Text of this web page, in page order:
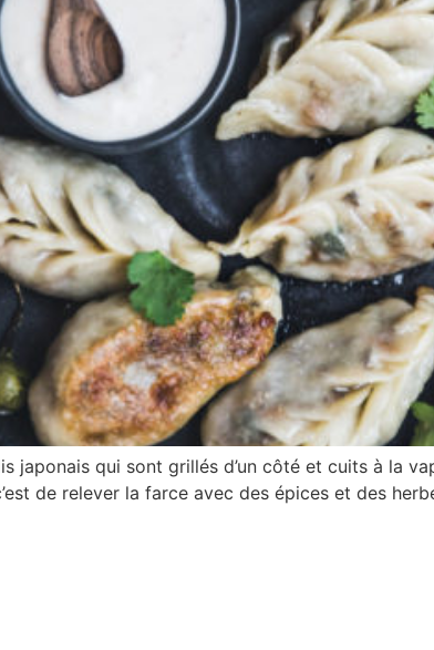
japonais qui sont grillés d’un côté et cuits à la
de relever la farce avec des épices et des